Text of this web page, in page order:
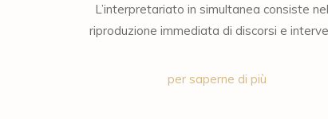
L’interpretariato in simultanea consiste
riproduzione immediata di discorsi e
per saperne di più